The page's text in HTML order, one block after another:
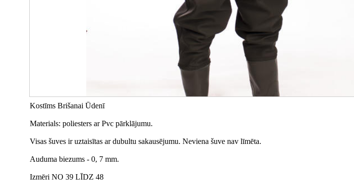
Kostīms Brišanai Ūdenī
Materials: poliesters ar Pvc pārklājumu.
Visas šuves ir uztaisītas ar dubultu sakausējumu. Neviena šuve nav līmēta.
Auduma biezums - 0, 7 mm.
Izmēri NO 39 LĪDZ 48